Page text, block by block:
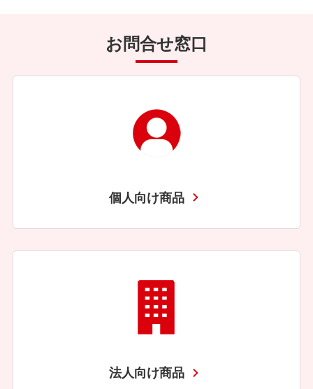
お問合せ窓口
個人向け商品
法人向け商品